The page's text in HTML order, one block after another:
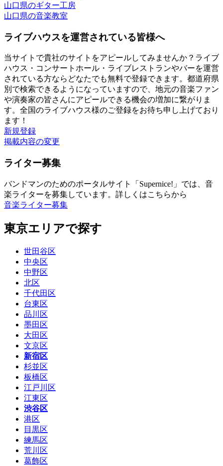
山口県のギター工房
山口県の音楽教室
ライブハウスを運営されている皆様へ
当サイトで貴社のサイトをアピールしてみませんか？ライブ
ハウス・コンサートホール・ライブレストランやバーを運営
されている方ならどなたでも無料で登録できます。都道府県
別で検索できるようになっていますので、地元の音楽ファン
や演奏家の皆さんにアピールできる機会の増加に繋がりま
す。全国のライブハウス様のご登録をお待ち申し上げており
ます！
新規登録
掲載内容の変更
ライター募集
バンドマンのためのポータルサイト「Supernice!」では、音
楽ライターを募集しています。詳しくはこちらから
音楽ライター募集
東京エリアで探す
世田谷区
中央区
中野区
北区
千代田区
台東区
品川区
墨田区
大田区
文京区
新宿区
杉並区
板橋区
江戸川区
江東区
渋谷区
港区
目黒区
練馬区
荒川区
葛飾区